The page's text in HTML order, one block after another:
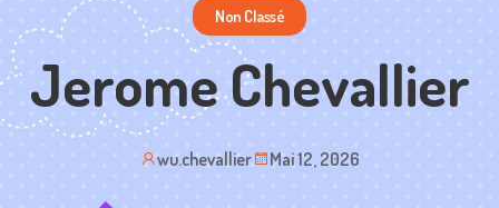
Non Classé
Jerome Chevallier
wu.chevallier Mai 12, 2026